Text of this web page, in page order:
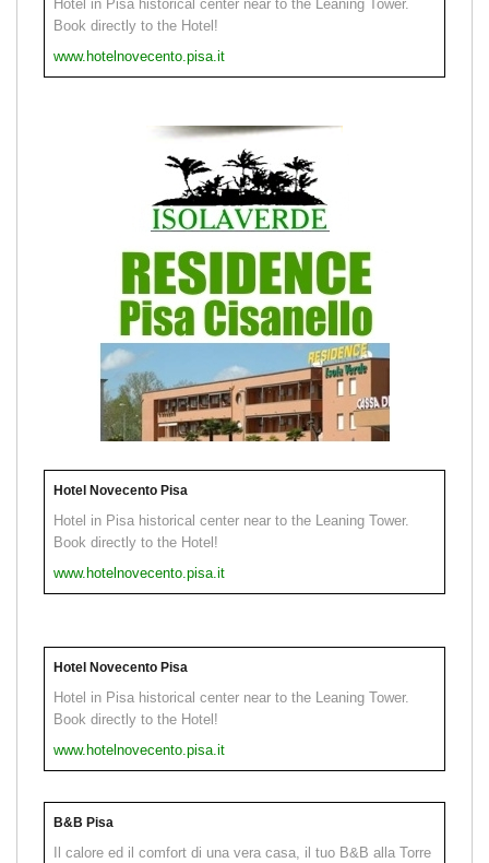
Hotel in Pisa historical center near to the Leaning Tower.
Book directly to the Hotel!
www.hotelnovecento.pisa.it
Hotel Novecento Pisa
Hotel in Pisa historical center near to the Leaning Tower.
Book directly to the Hotel!
www.hotelnovecento.pisa.it
Hotel Novecento Pisa
Hotel in Pisa historical center near to the Leaning Tower.
Book directly to the Hotel!
www.hotelnovecento.pisa.it
B&B Pisa
Il calore ed il comfort di una vera casa, il tuo B&B alla Torre